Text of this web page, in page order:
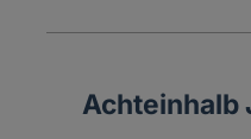
Achteinhalb